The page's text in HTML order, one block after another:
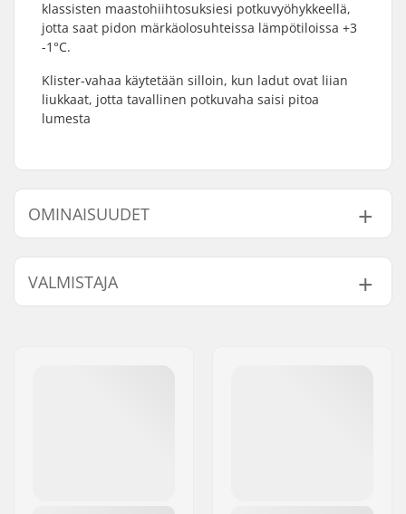
klassisten maastohiihtosuksiesi potkuvyöhykkeellä,
jotta saat pidon märkäolosuhteissa lämpötiloissa +3
-1°C.
Klister-vahaa käytetään silloin, kun ladut ovat liian
liukkaat, jotta tavallinen potkuvaha saisi pitoa
lumesta
OMINAISUUDET
Lämpötila: +3 - -1 °C
VALMISTAJA